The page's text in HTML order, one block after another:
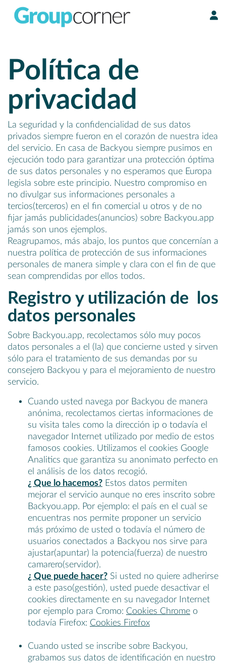
Política de
privacidad
La seguridad y la confidencialidad de sus datos
privados siempre fueron en el corazón de nuestra idea
del servicio. En casa de Backyou siempre pusimos en
ejecución todo para garantizar una protección óptima
de sus datos personales y no esperamos que Europa
legisla sobre este principio. Nuestro compromiso en
no divulgar sus informaciones personales a
tercios(terceros) en el fin comercial u otros y de no
fijar jamás publicidades(anuncios) sobre Backyou.app
jamás son unos ejemplos.
Reagrupamos, más abajo, los puntos que concernían a
nuestra política de protección de sus informaciones
personales de manera simple y clara con el fin de que
sean comprendidas por ellos todos.
Registro y utilización de los
datos personales
Sobre Backyou.app, recolectamos sólo muy pocos
datos personales a el (la) que concierne usted y sirven
sólo para el tratamiento de sus demandas por su
consejero Backyou y para el mejoramiento de nuestro
servicio.
Cuando usted navega por Backyou de manera
anónima, recolectamos ciertas informaciones de
su visita tales como la dirección ip o todavía el
navegador Internet utilizado por medio de estos
famosos cookies. Utilizamos el cookies Google
Analitics que garantiza su anonimato perfecto en
el análisis de los datos recogió.
¿ Que lo hacemos? Estos datos permiten
mejorar el servicio aunque no eres inscrito sobre
Backyou.app. Por ejemplo: el país en el cual se
encuentras nos permite proponer un servicio
más próximo de usted o todavía el número de
usuarios conectados a Backyou nos sirve para
ajustar(apuntar) la potencia(fuerza) de nuestro
camarero(servidor).
¿ Que puede hacer? Si usted no quiere adherirse
a este paso(gestión), usted puede desactivar el
cookies directamente en su navegador Internet
por ejemplo para Cromo: Cookies Chrome o
todavía Firefox: Cookies Firefox
Cuando usted se inscribe sobre Backyou,
grabamos sus datos de identificación en nuestro
Panel de gestión de cookies